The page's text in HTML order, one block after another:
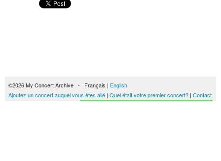
©2026 My Concert Archive - Français | English
Ajoutez un concert auquel vous êtes allé | Quel était votre premier concert? | Contact